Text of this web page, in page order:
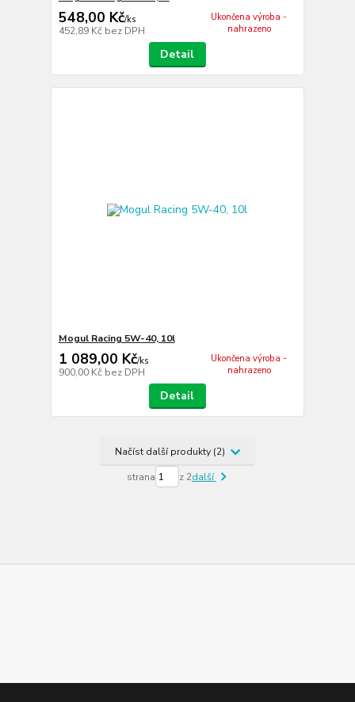
548,00 Kč/ks
452,89 Kč bez DPH
Ukončena výroba -
nahrazeno
Detail
Mogul Racing 5W-40, 10l
1 089,00 Kč/ks
900,00 Kč bez DPH
Ukončena výroba -
nahrazeno
Detail
Načíst další produkty (2)
strana z 2další